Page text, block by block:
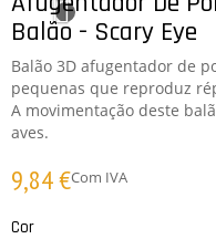
Balão - Scary Eye
Balão 3D afugentador de
pequenas que reproduz
A movimentação deste
aves.
9,84 €Com IVA
Cor